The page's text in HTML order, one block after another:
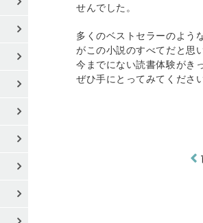
せんでした。
多くのベストセラーのよ
がこの小説のすべてだと思
今までにない読書体験がき
ぜひ手にとってみてください